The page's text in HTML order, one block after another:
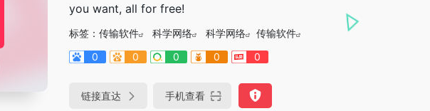
you want, all for free!
标签： 传输软件 科学网络 科学网络
传输软件
0
0 0 0 0
链接直达 手机查看